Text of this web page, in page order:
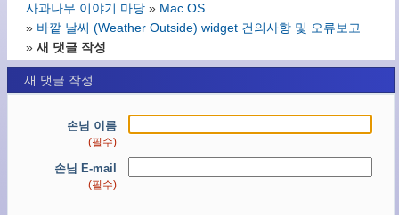
사과나무 이야기 마당 » Mac OS
» 바깥 날씨 (Weather Outside) widget 건의사항 및 오류보고
» 새 댓글 작성
새 댓글 작성
손님 이름
(필수)
손님 E-mail
(필수)